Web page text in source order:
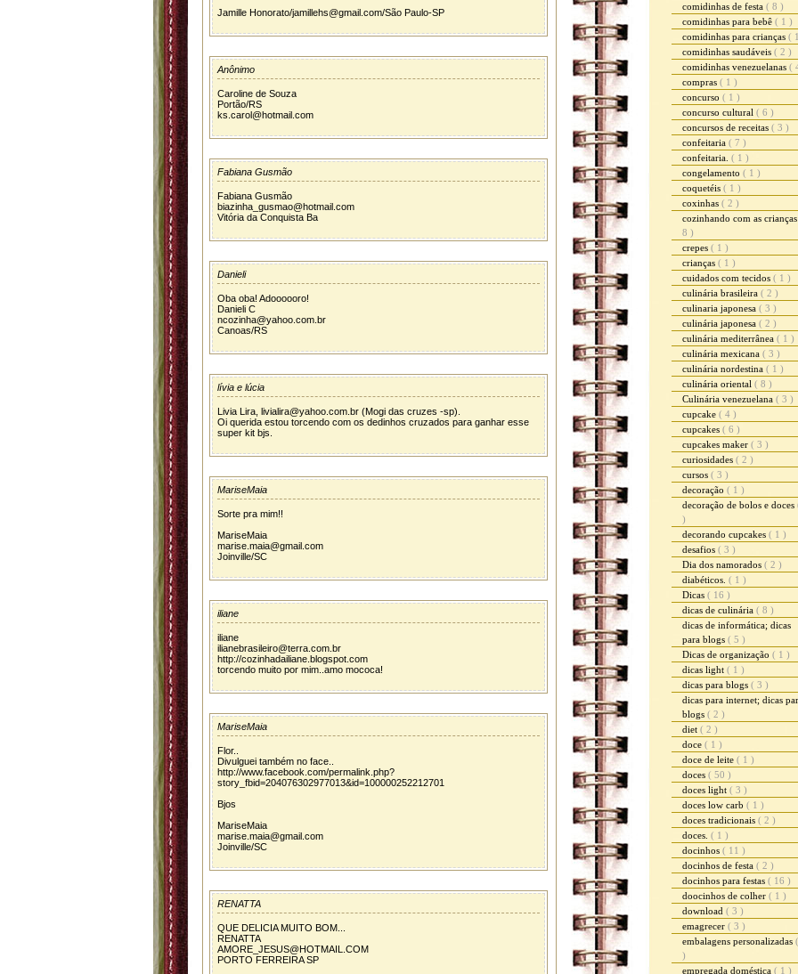
Jamille Honorato/jamillehs@gmail.com/São Paulo-SP
Anônimo
Caroline de Souza
Portão/RS
ks.carol@hotmail.com
Fabiana Gusmão
Fabiana Gusmão
biazinha_gusmao@hotmail.com
Vitória da Conquista Ba
Danieli
Oba oba! Adoooooro!
Danieli C
ncozinha@yahoo.com.br
Canoas/RS
lívia e lúcia
Livia Lira, livialira@yahoo.com.br (Mogi das cruzes -sp).
Oi querida estou torcendo com os dedinhos cruzados para ganhar esse
super kit bjs.
MariseMaia
Sorte pra mim!!
MariseMaia
marise.maia@gmail.com
Joinville/SC
iliane
iliane
ilianebrasileiro@terra.com.br
http://cozinhadailiane.blogspot.com
torcendo muito por mim..amo mococa!
MariseMaia
Flor..
Divulguei também no face..
http://www.facebook.com/permalink.php?
story_fbid=204076302977013&id=100000252212701
Bjos
MariseMaia
marise.maia@gmail.com
Joinville/SC
RENATTA
QUE DELICIA MUITO BOM...
RENATTA
AMORE_JESUS@HOTMAIL.COM
PORTO FERREIRA SP
comidinhas de festa ( 8 )
comidinhas para bebê ( 1 )
comidinhas para crianças (
comidinhas saudáveis ( 2 )
comidinhas venezuelanas (
compras ( 1 )
concurso ( 1 )
concurso cultural ( 6 )
concursos de receitas ( 3 )
confeitaria ( 7 )
confeitaria. ( 1 )
congelamento ( 1 )
coquetéis ( 1 )
coxinhas ( 2 )
cozinhando com as
8 )
crepes ( 1 )
crianças ( 1 )
cuidados com tecidos ( 1 )
culinária brasileira ( 2 )
culinaria japonesa ( 3 )
culinária japonesa ( 2 )
culinária mediterrânea ( 1 )
culinária mexicana ( 3 )
culinária nordestina ( 1 )
culinária oriental ( 8 )
Culinária venezuelana ( 3 )
cupcake ( 4 )
cupcakes ( 6 )
cupcakes maker ( 3 )
curiosidades ( 2 )
cursos ( 3 )
decoração ( 1 )
decoração de bolos e doces
)
decorando cupcakes ( 1 )
desafios ( 3 )
Dia dos namorados ( 2 )
diabéticos. ( 1 )
Dicas ( 16 )
dicas de culinária ( 8 )
dicas de informática; dicas
para blogs ( 5 )
Dicas de organização ( 1 )
dicas light ( 1 )
dicas para blogs ( 3 )
dicas para internet; dicas
blogs ( 2 )
diet ( 2 )
doce ( 1 )
doce de leite ( 1 )
doces ( 50 )
doces light ( 3 )
doces low carb ( 1 )
doces tradicionais ( 2 )
doces. ( 1 )
docinhos ( 11 )
docinhos de festa ( 2 )
docinhos para festas ( 16 )
doocinhos de colher ( 1 )
download ( 3 )
emagrecer ( 3 )
embalagens personalizadas
)
empregada doméstica ( 1 )